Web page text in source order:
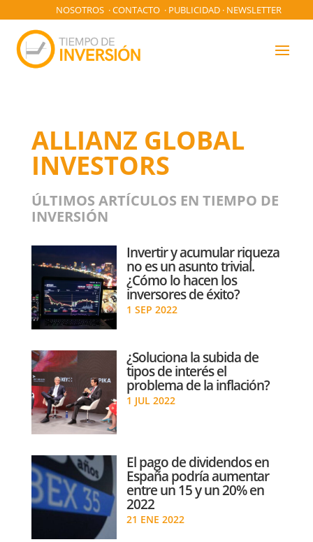
NOSOTROS ·CONTACTO · PUBLICIDAD · NEWSLETTER
ALLIANZ GLOBAL
INVESTORS
ÚLTIMOS ARTÍCULOS EN TIEMPO DE
INVERSIÓN
Invertir y acumular riqueza
no es un asunto trivial.
¿Cómo lo hacen los
inversores de éxito?
1 SEP 2022
¿Soluciona la subida de
tipos de interés el
problema de la inflación?
1 JUL 2022
El pago de dividendos en
España podría aumentar
entre un 15 y un 20% en
2022
21 ENE 2022